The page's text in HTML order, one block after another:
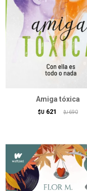
Amiga tóxica
$U 621 $U 690